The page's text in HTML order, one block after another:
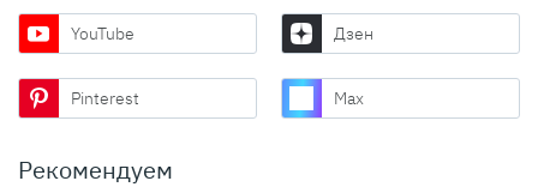
YouTube Дзен
Pinterest Max
Рекомендуем